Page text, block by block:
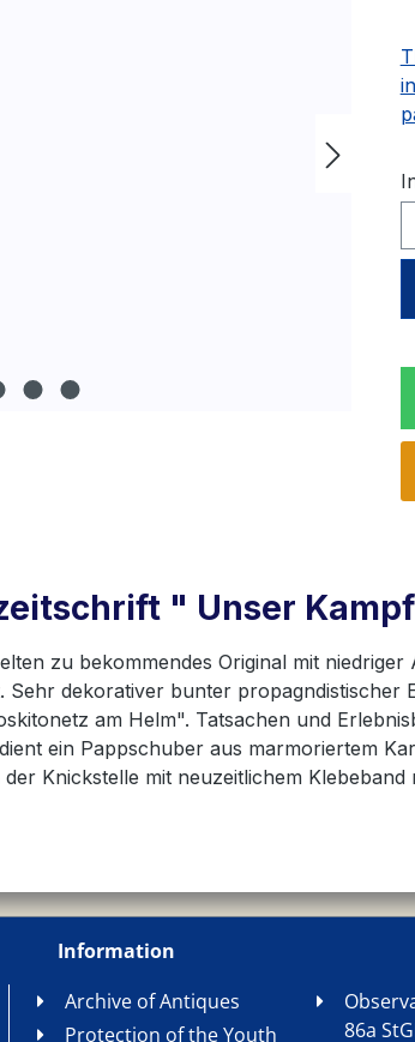
" Unser
zu bekommendes Original mit
dekorativer bunter
am Helm". Tatsachen und
ein Pappschuber aus marmoriertem
Knickstelle mit neuzeitlichem Klebeband
Information
Archive of Antiques
Protection of the Youth
86a